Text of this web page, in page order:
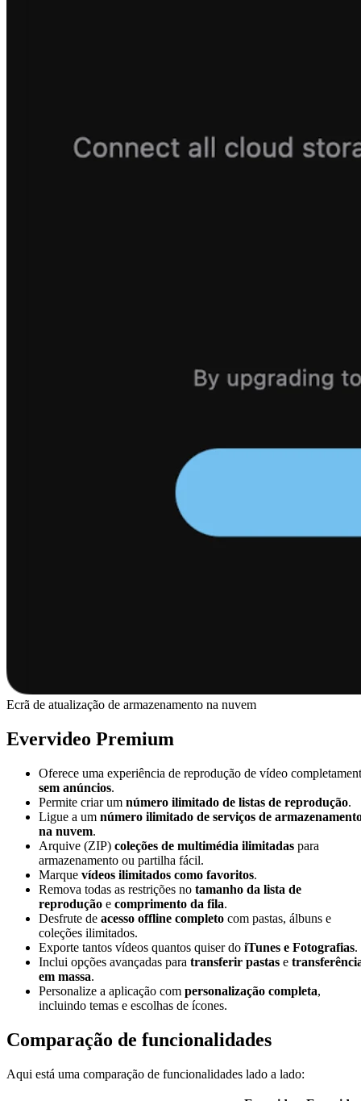
Ecrã de atualização de armazenamento na nuvem
Evervideo Premium
Oferece uma experiência de reprodução de vídeo
sem anúncios.
Permite criar um número ilimitado de listas de reprodução.
Ligue a um número ilimitado de serviços de
na nuvem.
Arquive (ZIP) coleções de multimédia ilimitadas para
armazenamento ou partilha fácil.
Marque vídeos ilimitados como favoritos.
Remova todas as restrições no tamanho da lista de
reprodução e comprimento da fila.
Desfrute de acesso offline completo com pastas, álbuns e
coleções ilimitados.
Exporte tantos vídeos quantos quiser do iTunes e Fotografias.
Inclui opções avançadas para transferir pastas e
em massa.
Personalize a aplicação com personalização completa,
incluindo temas e escolhas de ícones.
Comparação de funcionalidades
Aqui está uma comparação de funcionalidades lado a lado: